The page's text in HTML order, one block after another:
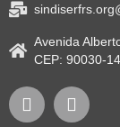
Avenida
CEP: 90030-